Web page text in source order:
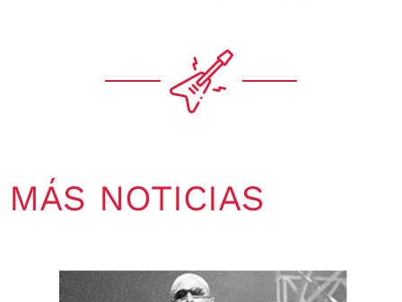
MÁS NOTICIAS